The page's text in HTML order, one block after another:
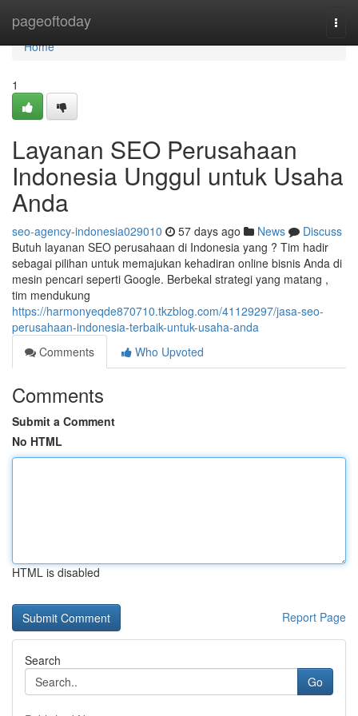
pageoftoday
Home
Home
1
Layanan SEO Perusahaan
Indonesia Unggul untuk Usaha
Anda
seo-agency-indonesia029010 57 days ago News
Discuss
Butuh layanan SEO perusahaan di Indonesia yang ? Tim hadir
sebagai pilihan untuk memajukan kehadiran online bisnis Anda di
mesin pencari seperti Google. Berbekal strategi yang matang ,
tim mendukung
https://harmonyeqde870710.tkzblog.com/41129297/jasa-seo-
perusahaan-indonesia-terbaik-untuk-usaha-anda
Comments
Who Upvoted
Comments
Submit a Comment
No HTML
HTML is disabled
Report Page
Search
Go